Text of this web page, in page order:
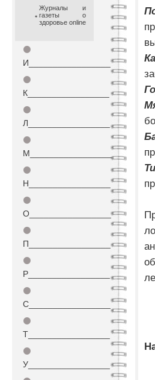
Журналы и
газеты о
здоровье online
⚫
И_________________
⚫
К_________________
⚫
Л_________________
⚫
М_________________
⚫
Н_________________
⚫
О_________________
⚫
П_________________
⚫
Р_________________
⚫
С_________________
⚫
Т_________________
⚫
У_________________